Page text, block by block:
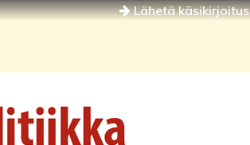
Lähetä käsikirjoitus